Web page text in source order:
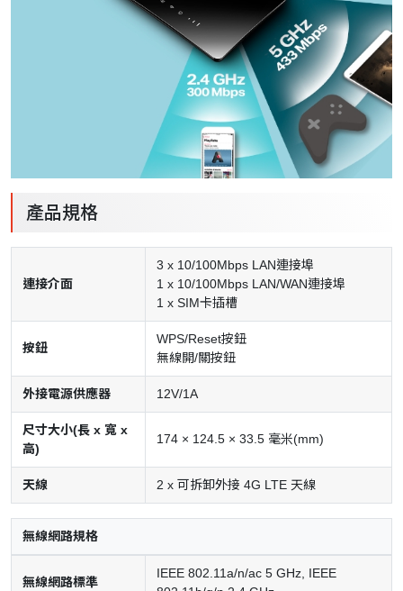
產品規格
連接介面
3 x 10/100Mbps LAN連接埠
1 x 10/100Mbps LAN/WAN連接埠
1 x SIM卡插槽
按鈕
WPS/Reset按鈕
無線開/關按鈕
外接電源供應器 12V/1A
尺寸大小(長 x 寬 x
高)
174 × 124.5 × 33.5 毫米(mm)
天線 2 x 可拆卸外接 4G LTE 天線
無線網路規格
無線網路標準
IEEE 802.11a/n/ac 5 GHz, IEEE